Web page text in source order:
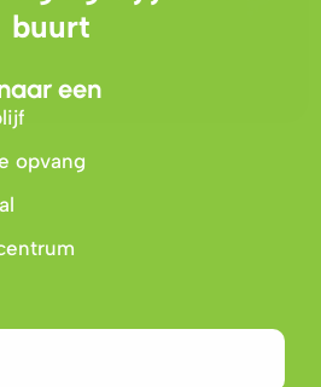
buurt
een
opvang